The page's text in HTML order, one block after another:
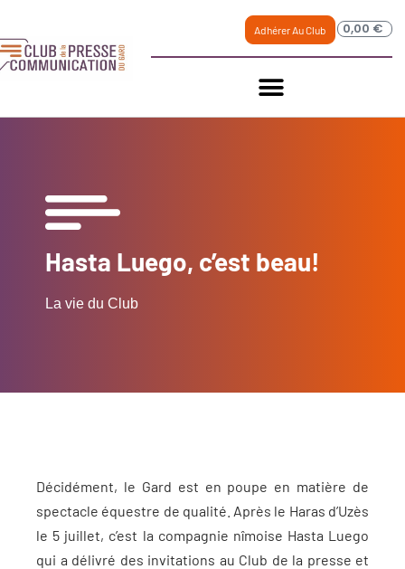
Adhérer Au Club 0,00 €
Hasta Luego, c’est beau!
La vie du Club
Décidément, le Gard est en poupe en matière de
spectacle équestre de qualité. Après le Haras d’Uzès
le 5 juillet, c’est la compagnie nîmoise Hasta Luego
qui a délivré des invitations au Club de la presse et